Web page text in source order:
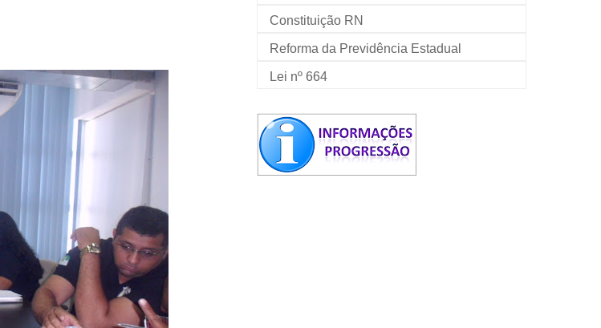
Constituição RN
Reforma da Previdência Estadual
Lei nº 664